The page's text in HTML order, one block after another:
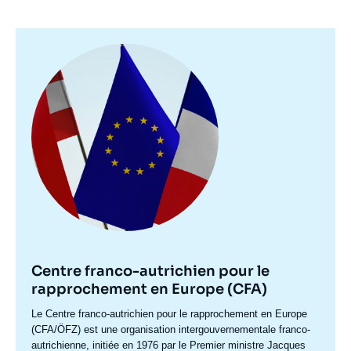
Centre franco-autrichien pour le
rapprochement en Europe (CFA)
Accroche
centre
Le Centre franco-autrichien pour le rapprochement en Europe
(CFA/ÖFZ) est une organisation intergouvernementale franco-
autrichienne, initiée en 1976 par le Premier ministre Jacques